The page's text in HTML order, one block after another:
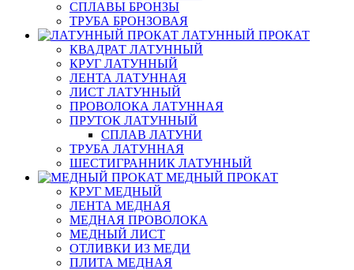
СПЛАВЫ БРОНЗЫ
ТРУБА БРОНЗОВАЯ
ЛАТУННЫЙ ПРОКАТ
КВАДРАТ ЛАТУННЫЙ
КРУГ ЛАТУННЫЙ
ЛЕНТА ЛАТУННАЯ
ЛИСТ ЛАТУННЫЙ
ПРОВОЛОКА ЛАТУННАЯ
ПРУТОК ЛАТУННЫЙ
СПЛАВ ЛАТУНИ
ТРУБА ЛАТУННАЯ
ШЕСТИГРАННИК ЛАТУННЫЙ
МЕДНЫЙ ПРОКАТ
КРУГ МЕДНЫЙ
ЛЕНТА МЕДНАЯ
МЕДНАЯ ПРОВОЛОКА
МЕДНЫЙ ЛИСТ
ОТЛИВКИ ИЗ МЕДИ
ПЛИТА МЕДНАЯ